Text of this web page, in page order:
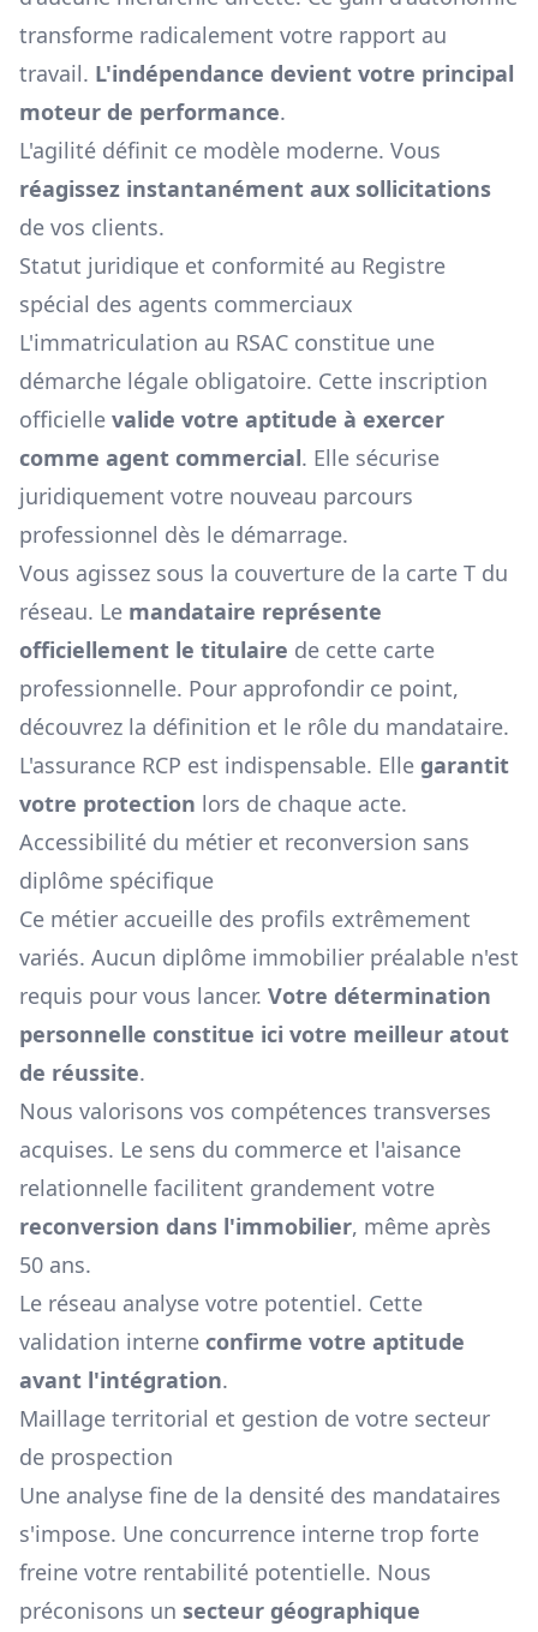
transforme radicalement votre rapport au
travail. L'indépendance devient votre principal
moteur de performance.
L'agilité définit ce modèle moderne. Vous
réagissez instantanément aux sollicitations
de vos clients.
Statut juridique et conformité au Registre
spécial des agents commerciaux
L'immatriculation au RSAC constitue une
démarche légale obligatoire. Cette inscription
officielle valide votre aptitude à exercer
comme agent commercial. Elle sécurise
juridiquement votre nouveau parcours
professionnel dès le démarrage.
Vous agissez sous la couverture de la carte T du
réseau. Le mandataire représente
officiellement le titulaire de cette carte
professionnelle. Pour approfondir ce point,
découvrez la définition et le rôle du mandataire.
L'assurance RCP est indispensable. Elle garantit
votre protection lors de chaque acte.
Accessibilité du métier et reconversion sans
diplôme spécifique
Ce métier accueille des profils extrêmement
variés. Aucun diplôme immobilier préalable n'est
requis pour vous lancer. Votre détermination
personnelle constitue ici votre meilleur atout
de réussite.
Nous valorisons vos compétences transverses
acquises. Le sens du commerce et l'aisance
relationnelle facilitent grandement votre
reconversion dans l'immobilier, même après
50 ans.
Le réseau analyse votre potentiel. Cette
validation interne confirme votre aptitude
avant l'intégration.
Maillage territorial et gestion de votre secteur
de prospection
Une analyse fine de la densité des mandataires
s'impose. Une concurrence interne trop forte
freine votre rentabilité potentielle. Nous
préconisons un secteur géographique